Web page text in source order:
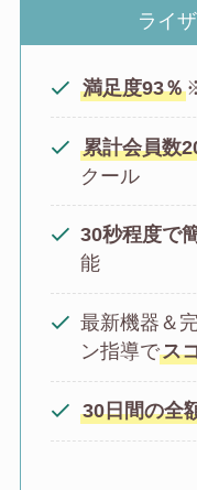
ライ
満足度93％
累計会員数
クール
30秒程度で
能
最新機器＆
ン指導でス
30日間の全